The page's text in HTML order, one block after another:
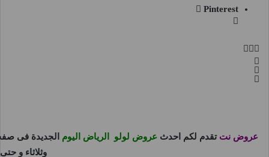
Pinterest
عروض نت تقدم لكم احدث عروض لولو الرياض اليوم
الجديدة فى
وثلاثاء و